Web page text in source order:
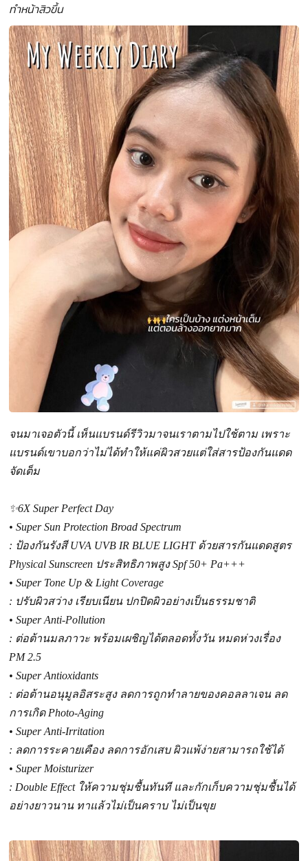
ทำหน้าสิวขึ้น
จนมาเจอตัวนี้ เห็นแบรนด์รีวิวมาจนเราตามไปใช้ตาม เพราะ
แบรนด์เขาบอกว่าไม่ได้ทำให้แค่ผิวสวยแต่ใส่สารป้องกันแดด
จัดเต็ม
✨6X Super Perfect Day
• Super Sun Protection Broad Spectrum
: ป้องกันรังสี UVA UVB IR BLUE LIGHT ด้วยสารกันแดดสูตร
Physical Sunscreen ประสิทธิภาพสูง Spf 50+ Pa+++
• Super Tone Up & Light Coverage
: ปรับผิวสว่าง เรียบเนียน ปกปิดผิวอย่างเป็นธรรมชาติ
• Super Anti-Pollution
: ต่อต้านมลภาวะ พร้อมเผชิญได้ตลอดทั้งวัน หมดห่วงเรื่อง
PM 2.5
• Super Antioxidants
: ต่อต้านอนุมูลอิสระสูง ลดการถูกทำลายของคอลลาเจน ลด
การเกิด Photo-Aging
• Super Anti-Irritation
: ลดการระคายเคือง ลดการอักเสบ ผิวแพ้ง่ายสามารถใช้ได้
• Super Moisturizer
: Double Effect ให้ความชุ่มชื้นทันที และกักเก็บความชุ่มชื้นได้
อย่างยาวนาน ทาแล้วไม่เป็นคราบ ไม่เป็นขุย